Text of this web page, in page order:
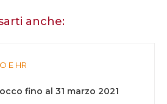
anche:
E HR
fino al 31 marzo 2021